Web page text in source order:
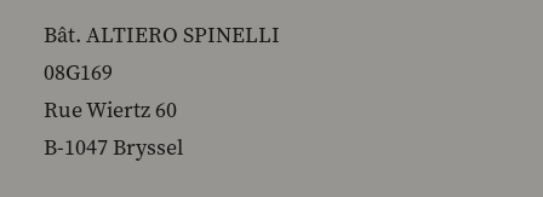
Bât. ALTIERO SPINELLI
08G169
Rue Wiertz 60
B-1047 Bryssel